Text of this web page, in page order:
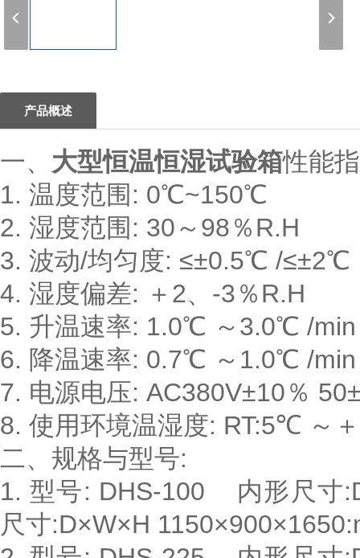
产品概述
一、 大型恒温恒湿试验箱性能
1. 温度范围: 0℃~150℃
2. 湿度范围: 30～98％R.H
3. 波动/均匀度: ≤±0.5℃ /≤±2℃
4. 湿度偏差: ＋2、-3％R.H
5. 升温速率: 1.0℃ ～3.0℃ /min
6. 降温速率: 0.7℃ ～1.0℃ /min
7. 电源电压: AC380V±10％
8. 使用环境温湿度: RT:5℃ ～
二、规格与型号:
1. 型号: DHS-100 内形尺寸
尺寸:D×W×H